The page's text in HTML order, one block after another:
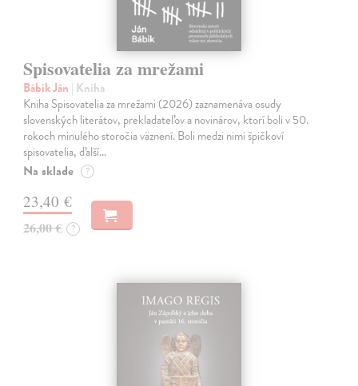
Spisovatelia za mrežami
Bábik Ján | Kniha
Kniha Spisovatelia za mrežami (2026) zaznamenáva osudy
slovenských literátov, prekladateľov a novinárov, ktorí boli v 50.
rokoch minulého storočia väznení. Boli medzi nimi špičkoví
spisovatelia, ďalší…
Na sklade ?
23,40 €
26,00 € ?